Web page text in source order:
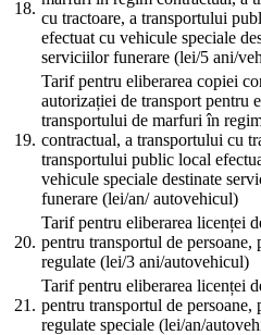
18.
cu tractoare, a transportului
efectuat cu vehicule speciale
serviciilor funerare (lei/5 ani/
19.
Tarif pentru eliberarea copiei
autorizației de transport pentru
transportului de marfuri în
contractual, a transportului cu
transportului public local
vehicule speciale destinate
funerare (lei/an/ autovehicul)
20.
Tarif pentru eliberarea licenței
pentru transportul de persoane,
regulate (lei/3 ani/autovehicul)
21.
Tarif pentru eliberarea licenței
pentru transportul de persoane,
regulate speciale (lei/an/